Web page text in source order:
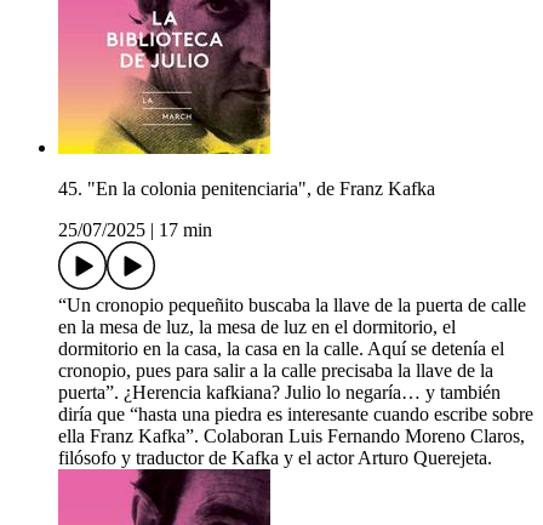
45. "En la colonia penitenciaria", de Franz Kafka
25/07/2025
17 min
“Un cronopio pequeñito buscaba la llave de la puerta de calle
en la mesa de luz, la mesa de luz en el dormitorio, el
dormitorio en la casa, la casa en la calle. Aquí se detenía el
cronopio, pues para salir a la calle precisaba la llave de la
puerta”. ¿Herencia kafkiana? Julio lo negaría… y también
diría que “hasta una piedra es interesante cuando escribe sobre
ella Franz Kafka”. Colaboran Luis Fernando Moreno Claros,
filósofo y traductor de Kafka y el actor Arturo Querejeta.